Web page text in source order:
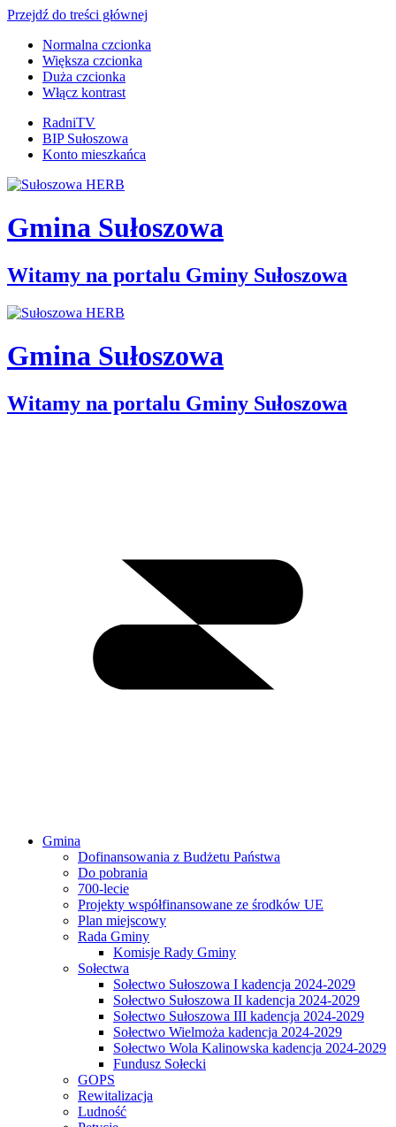
Przejdź do treści głównej
Normalna czcionka
Większa czcionka
Duża czcionka
Włącz kontrast
RadniTV
BIP Sułoszowa
Konto mieszkańca
Gmina Sułoszowa
Witamy na portalu Gminy Sułoszowa
Gmina Sułoszowa
Witamy na portalu Gminy Sułoszowa
Gmina
Dofinansowania z Budżetu Państwa
Do pobrania
700-lecie
Projekty współfinansowane ze środków UE
Plan miejscowy
Rada Gminy
Komisje Rady Gminy
Sołectwa
Sołectwo Sułoszowa I kadencja 2024-2029
Sołectwo Sułoszowa II kadencja 2024-2029
Sołectwo Sułoszowa III kadencja 2024-2029
Sołectwo Wielmoża kadencja 2024-2029
Sołectwo Wola Kalinowska kadencja 2024-2029
Fundusz Sołecki
GOPS
Rewitalizacja
Ludność